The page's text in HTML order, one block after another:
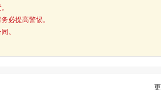
必提高警惕。
。